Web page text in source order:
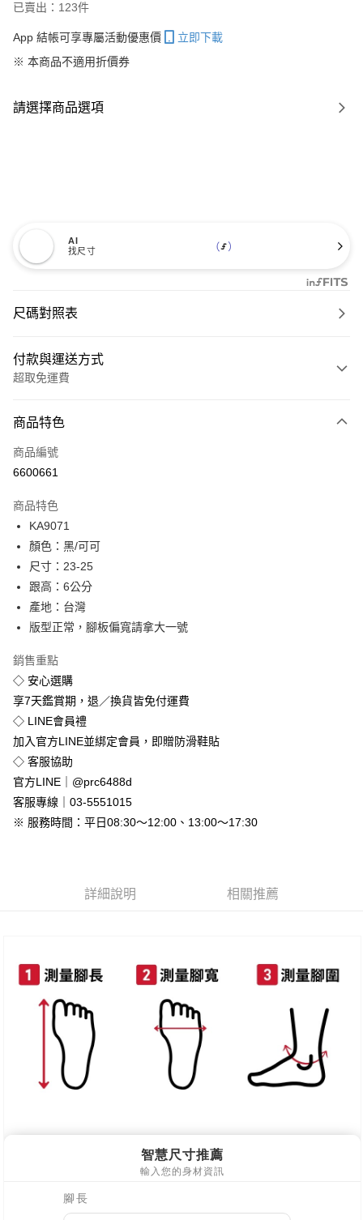
已賣出：123件
App 結帳可享專屬活動優惠價
立即下載
※ 本商品不適用折價券
請選擇商品選項
AI
找尺寸
尺碼對照表
付款與運送方式
超取免運費
信用卡一次付款
超商取貨付款
Apple Pay
街口支付
悠遊付
Google Pay
運送方式
全家付款取貨
免運費
付款後全家取貨
免運費
7-11付款取貨
每筆NT$80，滿NT$800(含以上)免運費
離島郵局配送
每筆NT$90，滿NT$999(含以上)免運費
【宇迅國際】限一般住址，不支援智能櫃 查看運費
商品特色
商品編號
6600661
商品特色
KA9071
顏色：黑/可可
尺寸：23-25
跟高：6公分
產地：台灣
版型正常，腳板偏寬請拿大一號
銷售重點
◇ 安心選購
享7天鑑賞期，退／換貨皆免付運費
◇ LINE會員禮
加入官方LINE並綁定會員，即贈防滑鞋貼
◇ 客服協助
官方LINE｜@prc6488d
客服專線｜03-5551015
※ 服務時間：平日08:30～12:00、13:00～17:30
詳細說明 相關推薦